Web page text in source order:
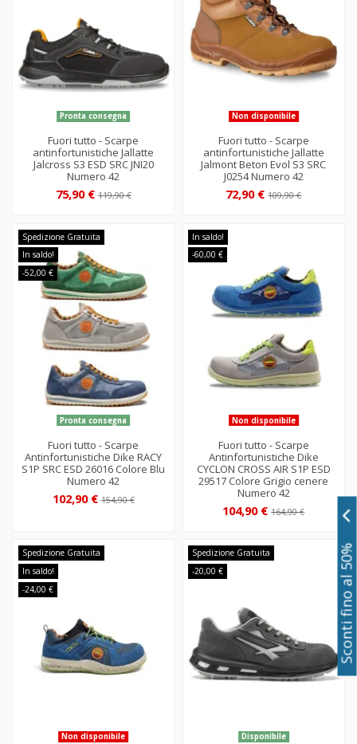
Pronta consegna
Fuori tutto - Scarpe
antinfortunistiche Jallatte
Jalcross S3 ESD SRC JNI20
Numero 42
75,90 €119,90 €
Non disponibile
Fuori tutto - Scarpe
antinfortunistiche Jallatte
Jalmont Beton Evol S3 SRC
J0254 Numero 42
72,90 €109,90 €
Spedizione Gratuita
In saldo!
-52,00 €
Pronta consegna
Fuori tutto - Scarpe
Antinfortunistiche Dike RACY
S1P SRC ESD 26016 Colore Blu
Numero 42
102,90 €154,90 €
In saldo!
-60,00 €
Non disponibile
Fuori tutto - Scarpe
Antinfortunistiche Dike
CYCLON CROSS AIR S1P ESD
29517 Colore Grigio cenere
Numero 42
104,90 €164,90 €
Spedizione Gratuita
In saldo!
-24,00 €
Non disponibile
Spedizione Gratuita
-20,00 €
Disponibile
Sconti fino al 50%